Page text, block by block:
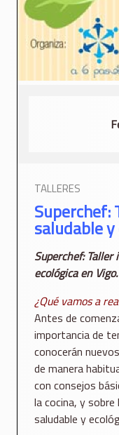
TALLERES
Superchef:
saludable y
Superchef:
ecológica en Vigo.
¿Qué vamos a
Antes de
importancia de
conocerán
de manera
con consejos
la cocina, y
saludable y